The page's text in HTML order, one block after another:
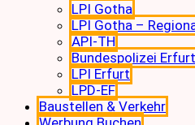
LPI Gotha
LPI Gotha –
API-TH
Bundespolizei Erfurt
LPI Erfurt
LPD-EF
Baustellen & Verkehr